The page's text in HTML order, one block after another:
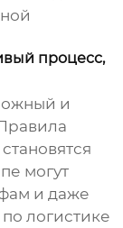
процесс,
и
могут
и даже
пологистике